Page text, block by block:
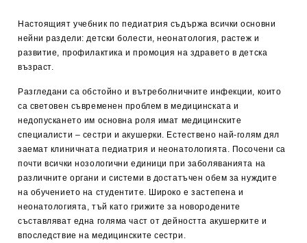
Настоящият учебник по педиатрия съдържа всички основни
нейни раздели: детски болести, неонатология, растеж и
развитие, профилактика и промоция на здравето в детска
възраст.
Разгледани са обстойно и вътреболничните инфекции, които
са световен съвременен проблем в медицинската и
недопускането им основна роля имат медицинските
специалисти – сестри и акушерки. Естествено най-голям дял
заемат клиничната педиатрия и неонатологията. Посочени са
почти всички нозологични единици при заболяванията на
различните органи и системи в достатъчен обем за нуждите
на обучението на студентите. Широко е застепена и
неонатологията, тъй като грижите за новородените
съставляват една голяма част от дейността акушерките и
впоследствие на медицинските сестри.